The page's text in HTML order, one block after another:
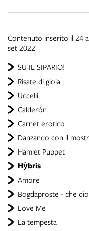
SU IL SIPARIO!
Risate di gioia
Uccelli
Calderón
Carnet erotico
Danzando con il
Hamlet Puppet
Hỳbris
Amore
Bogdaproste - che
Love Me
La tempesta
Contenuto inserito il 24
set 2022